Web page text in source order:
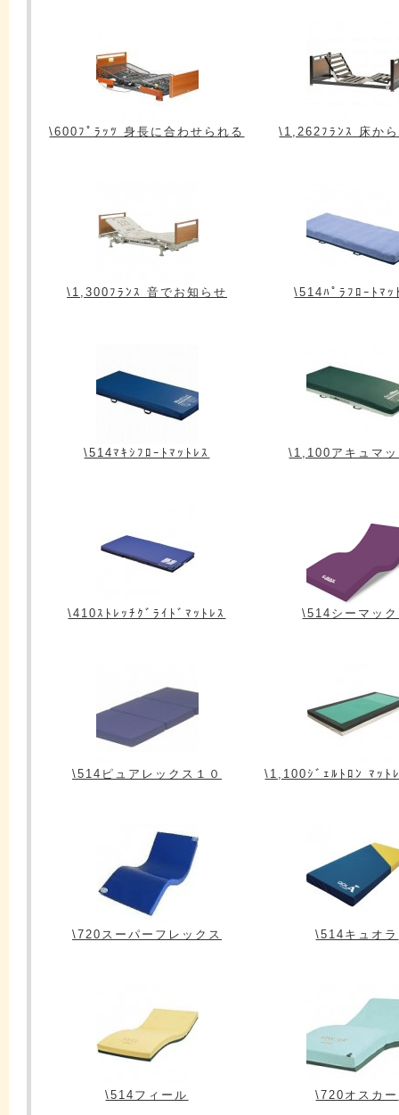
\600ﾌﾟﾗｯﾂ 身長に合わせられる \1,262ﾌﾗﾝｽ 床か
\1,300ﾌﾗﾝｽ 音でお知らせ \514ﾊﾟﾗﾌﾛｰﾄﾏｯ
\514ﾏｷｼﾌﾛｰﾄﾏｯﾄﾚｽ \1,100アキュマ
\410ｽﾄﾚｯﾁｸﾞﾗｲﾄﾞﾏｯﾄﾚｽ \514シーマッ
\514ピュアレックス１０ \1,100ｼﾞｪﾙﾄﾛﾝ ﾏｯﾄ
\720スーパーフレックス \514キュオラ
\514フィール \720オスカー